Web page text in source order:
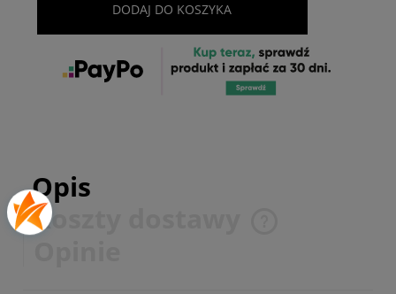
DODAJ DO KOSZYKA
Opis
Koszty dostawy
Cena nie zawiera ewentualnych kosztów płatności